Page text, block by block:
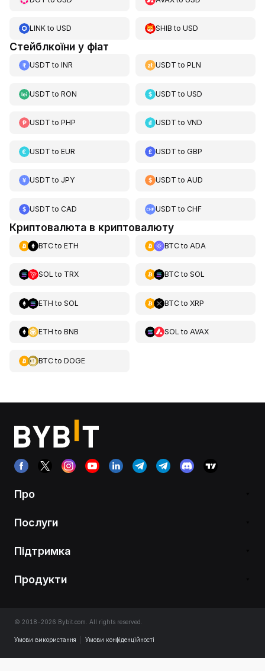
LINKto USD SHIB toUSD
Стейблкоїни у фіат
USDT to INR USDT toPLN
USDT to RON USDT toUSD
USDT to PHP USDT toVND
USDT to EUR USDT toGBP
USDT to JPY USDT toAUD
USDT to CAD USDT toCHF
Криптовалюта в криптовалюту
BTCto ETH BTCto ADA
SOL to TRX BTCto SOL
ETH to SOL BTCto XRP
ETH to BNB SOL to AVAX
BTCto DOGE
Про
Послуги
Підтримка
Продукти
© 2018-2026 Bybit.com. All rights reserved.
Умови використання Умови конфіденційності